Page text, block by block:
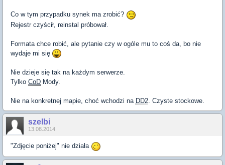
Co w tym przypadku synek ma zrobić?
Rejestr czyścił, reinstal próbował.
Formata chce robić, ale pytanie czy w ogóle mu to coś da, bo nie
wydaje mi się
Nie dzieje się tak na każdym serwerze.
Tylko CoD Mody.
Nie na konkretnej mapie, choć wchodzi na DD2. Czyste stockowe.
szelbi
13.08.2014
"Zdjęcie poniżej" nie działa